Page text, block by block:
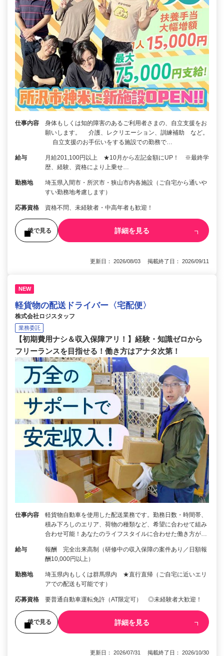
仕事内容
身体もしくは知的障害のあるご利用者さまの、自立支援をお
願いします。 介護、レクリエーション、訓練補助 など。
自立支援のお手伝いをする施設での勤務で…
給与
月給201,100円以上 ★10月から左記金額にUP！ ※最終学
歴、経験、資格により上乗せ…
勤務地
埼玉県入間市・所沢市・狭山市内各施設（ご自宅から通いや
すい勤務地考慮します）
応募資格 資格不問、未経験者・中高年者も歓迎！
後で見る 詳細を見る
更新日： 2026/08/03 掲載終了日： 2026/09/11
NEW
軽貨物の配送ドライバー〈宅配便〉
株式会社ロジスタッフ
業務委託
【初期費用ナシ＆収入保障アリ！】経験・知識ゼロから
フリーランスを目指せる！働き方はアナタ次第！
仕事内容
軽貨物自動車を使用した配送業務です。勤務日数・時間帯、
積み下ろしのエリア、荷物の種類など、希望に合わせて組み
合わせ可能！あなたのライフスタイルに合わせた働き方が…
給与
報酬 完全出来高制（研修中の収入保障の案件あり／日額報
酬10,000円以上）
勤務地
埼玉県内もしくは群馬県内 ★直行直帰（ご自宅に近いエリ
アでの配送も可能です）
応募資格 要普通自動車運転免許（AT限定可） ◎未経験者大歓迎！
後で見る 詳細を見る
更新日： 2026/07/31 掲載終了日： 2026/10/30